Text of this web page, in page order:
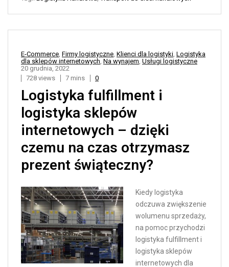
E-Commerce, Firmy logistyczne, Klienci dla logistyki, Logistyka
dla sklepów internetowych, Na wynajem, Usługi logistyczne
20 grudnia, 2022
728 views
7 mins 0
Logistyka fulfillment i
logistyka sklepów
internetowych – dzięki
czemu na czas otrzymasz
prezent świąteczny?
Kiedy logistyka
odczuwa zwiększenie
wolumenu sprzedaży,
na pomoc przychodzi
logistyka fulfillment i
logistyka sklepów
internetowych dla